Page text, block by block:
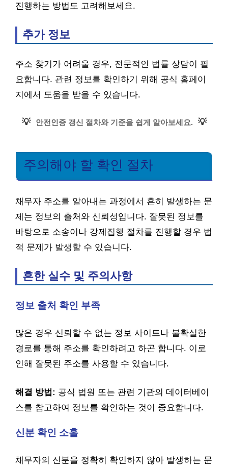
진행하는 방법도 고려해보세요.
추가 정보
주소 찾기가 어려울 경우, 전문적인 법률 상담이 필
요합니다. 관련 정보를 확인하기 위해 공식 홈페이
지에서 도움을 받을 수 있습니다.
💡 안전인증 갱신 절차와 기준을 쉽게 알아보세요. 💡
주의해야 할 확인 절차
채무자 주소를 알아내는 과정에서 흔히 발생하는 문
제는 정보의 출처와 신뢰성입니다. 잘못된 정보를
바탕으로 소송이나 강제집행 절차를 진행할 경우 법
적 문제가 발생할 수 있습니다.
흔한 실수 및 주의사항
정보 출처 확인 부족
많은 경우 신뢰할 수 없는 정보 사이트나 불확실한
경로를 통해 주소를 확인하려고 하곤 합니다. 이로
인해 잘못된 주소를 사용할 수 있습니다.
해결 방법: 공식 법원 또는 관련 기관의 데이터베이
스를 참고하여 정보를 확인하는 것이 중요합니다.
신분 확인 소홀
채무자의 신분을 정확히 확인하지 않아 발생하는 문